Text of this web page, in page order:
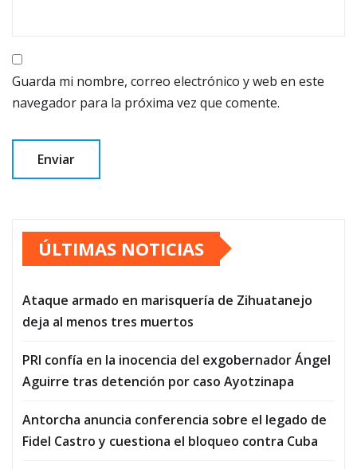
Guarda mi nombre, correo electrónico y web en este
navegador para la próxima vez que comente.
ÚLTIMAS NOTICIAS
Ataque armado en marisquería de Zihuatanejo
deja al menos tres muertos
PRI confía en la inocencia del exgobernador Ángel
Aguirre tras detención por caso Ayotzinapa
Antorcha anuncia conferencia sobre el legado de
Fidel Castro y cuestiona el bloqueo contra Cuba